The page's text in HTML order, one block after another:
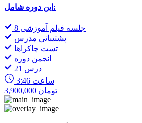
این دوره شامل:
8 جلسه فیلم آموزشی
پشتیبانی مدرس
تست چاکراها
انجمن دوره
21 درس
3:46 ساعت
3,900,000 تومان